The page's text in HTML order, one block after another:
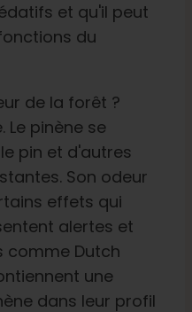
et qu'il peut
du
de la forêt ?
Le pinène se
pin et d'autres
Son odeur
effets qui
alertes et
comme Dutch
une
dans leur profil